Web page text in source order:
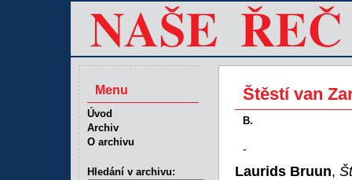
Štěstí van
B.
-
Laurids Bruun,
Menu
Úvod
Archiv
O archivu
Hledání v archivu: